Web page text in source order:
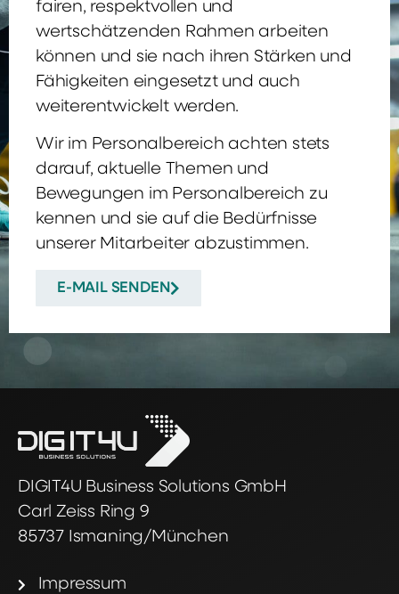
fairen, respektvollen und
wertschätzenden Rahmen arbeiten
können und sie nach ihren Stärken und
Fähigkeiten eingesetzt und auch
weiterentwickelt werden.
Wir im Personalbereich achten stets
darauf, aktuelle Themen und
Bewegungen im Personalbereich zu
kennen und sie auf die Bedürfnisse
unserer Mitarbeiter abzustimmen.
E-MAIL SENDEN
DIGIT4U Business Solutions GmbH
Carl Zeiss Ring 9
85737 Ismaning/München
Impressum